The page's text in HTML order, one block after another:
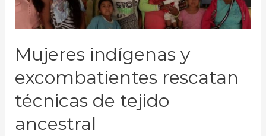
Mujeres indígenas y
excombatientes rescatan
técnicas de tejido
ancestral